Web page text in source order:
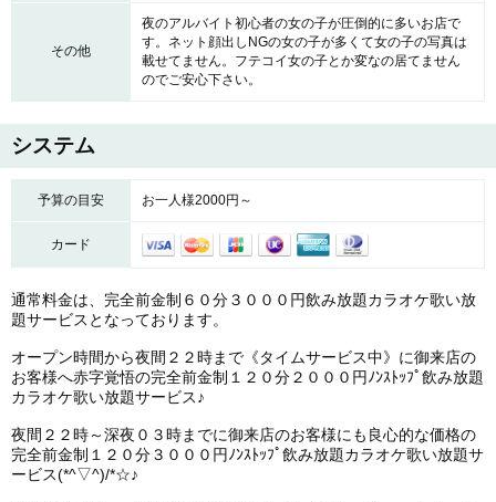
その他
夜のアルバイト初心者の女の子が圧倒的に多いお店で
す。ネット顔出しNGの女の子が多くて女の子の写真は
載せてません。フテコイ女の子とか変なの居てません
のでご安心下さい。
システム
予算の目安 お一人様2000円～
カード
通常料金は、完全前金制６０分３０００円飲み放題カラオケ歌い放
題サービスとなっております。
オープン時間から夜間２２時まで《タイムサービス中》に御来店の
お客様へ赤字覚悟の完全前金制１２０分２０００円ﾉﾝｽﾄｯﾌﾟ飲み放題
カラオケ歌い放題サービス♪
夜間２２時～深夜０３時までに御来店のお客様にも良心的な価格の
完全前金制１２０分３０００円ﾉﾝｽﾄｯﾌﾟ飲み放題カラオケ歌い放題サ
ービス(*^▽^)/*☆♪